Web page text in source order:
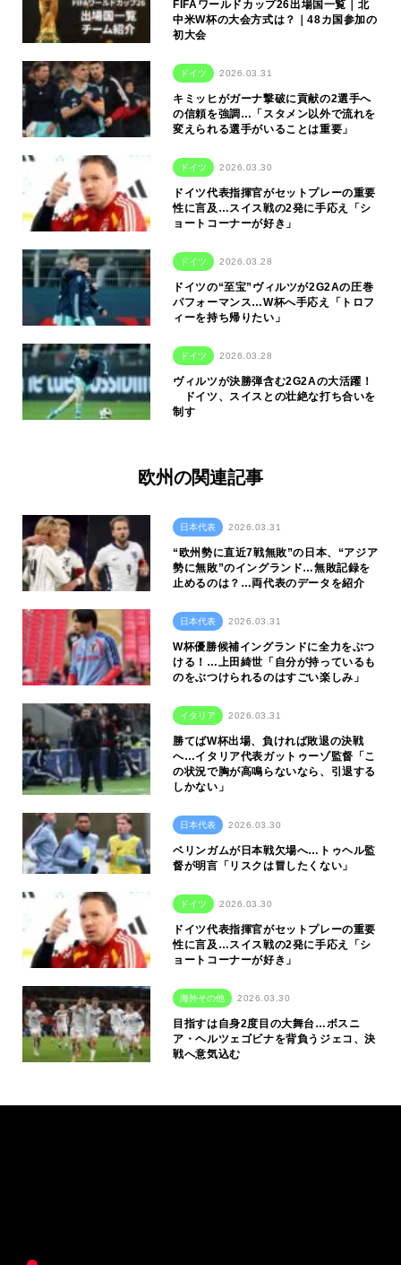
FIFAワールドカップ26出場国一覧｜北
中米W杯の大会方式は？｜48カ国参加の
初大会
ドイツ 2026.03.31
キミッヒがガーナ撃破に貢献の2選手へ
の信頼を強調…「スタメン以外で流れを
変えられる選手がいることは重要」
ドイツ 2026.03.30
ドイツ代表指揮官がセットプレーの重要
性に言及…スイス戦の2発に手応え「シ
ョートコーナーが好き」
ドイツ 2026.03.28
ドイツの“至宝”ヴィルツが2G2Aの圧巻
パフォーマンス…W杯へ手応え「トロフ
ィーを持ち帰りたい」
ドイツ 2026.03.28
ヴィルツが決勝弾含む2G2Aの大活躍！
ドイツ、スイスとの壮絶な打ち合いを
制す
欧州の関連記事
日本代表 2026.03.31
“欧州勢に直近7戦無敗”の日本、“アジア
勢に無敗”のイングランド…無敗記録を
止めるのは？…両代表のデータを紹介
日本代表 2026.03.31
W杯優勝候補イングランドに全力をぶつ
ける！…上田綺世「自分が持っているも
のをぶつけられるのはすごい楽しみ」
イタリア 2026.03.31
勝てばW杯出場、負ければ敗退の決戦
へ…イタリア代表ガットゥーゾ監督「こ
の状況で胸が高鳴らないなら、引退する
しかない」
日本代表 2026.03.30
ベリンガムが日本戦欠場へ…トゥヘル監
督が明言「リスクは冒したくない」
ドイツ 2026.03.30
ドイツ代表指揮官がセットプレーの重要
性に言及…スイス戦の2発に手応え「シ
ョートコーナーが好き」
海外その他 2026.03.30
目指すは自身2度目の大舞台…ボスニ
ア・ヘルツェゴビナを背負うジェコ、決
戦へ意気込む